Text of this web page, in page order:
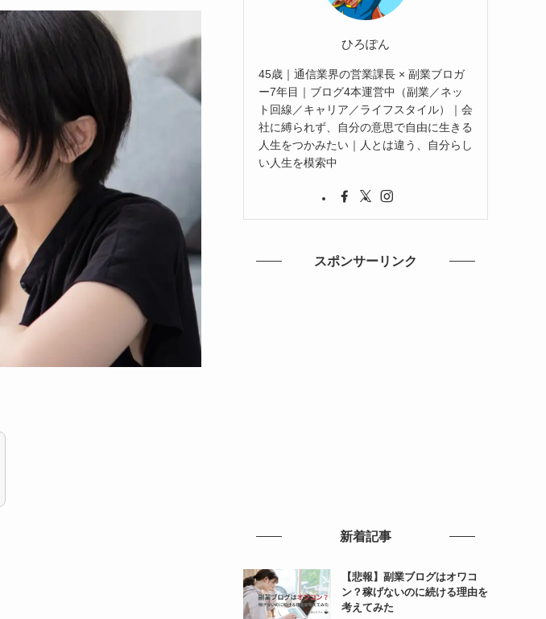
ひろぽん
45歳｜通信業界の営業課長 × 副業ブロガ
ー7年目｜ブログ4本運営中（副業／ネッ
ト回線／キャリア／ライフスタイル）｜会
社に縛られず、自分の意思で自由に生きる
人生をつかみたい｜人とは違う、自分らし
い人生を模索中
スポンサーリンク
新着記事
【悲報】副業ブログはオワコ
ン？稼げないのに続ける理由を
考えてみた